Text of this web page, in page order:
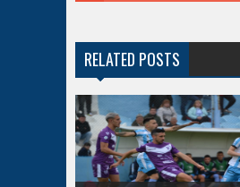
RELATED POSTS